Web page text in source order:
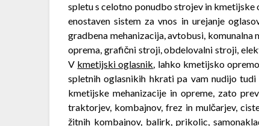
spletu s celotno ponudbo strojev in kmetijske
enostaven sistem za vnos in urejanje
gradbena mehanizacija, avtobusi,
oprema, grafični stroji, obdelovalni stroji,
V kmetijski oglasnik, lahko kmetijsko
spletnih oglasnikih hkrati pa vam nudijo
kmetijske mehanizacije in opreme, zato
traktorjev, kombajnov, frez in mulčarjev,
žitnih kombajnov, balirk, prikolic,